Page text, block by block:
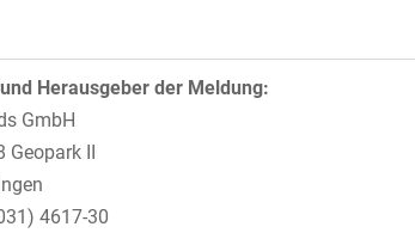
Herausgeber der Meldung:
GmbH
Geopark II
4617-30